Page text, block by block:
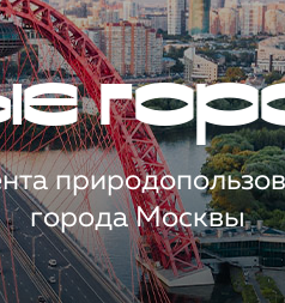
города Москвы